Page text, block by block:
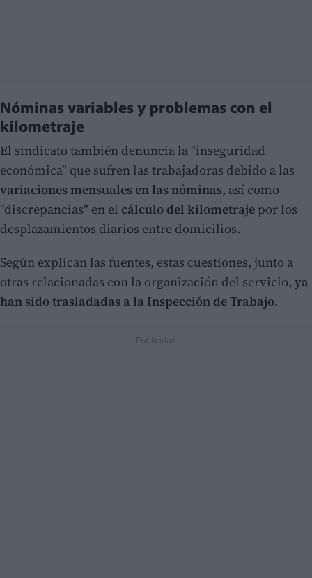
Nóminas variables y problemas con el
kilometraje
El sindicato también denuncia la "inseguridad
económica" que sufren las trabajadoras debido a las
variaciones mensuales en las nóminas, así como
"discrepancias" en el cálculo del kilometraje por los
desplazamientos diarios entre domicilios.
Según explican las fuentes, estas cuestiones, junto a
otras relacionadas con la organización del servicio, ya
han sido trasladadas a la Inspección de Trabajo.